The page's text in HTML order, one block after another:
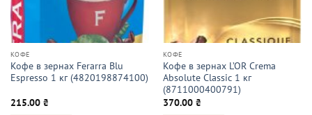
КОФЕ
Кофе в зернах Ferarra Blu
Espresso 1 кг (4820198874100)
215.00 ₴
КОФЕ
Кофе в зернах L’OR Crema
Absolute Classic 1 кг
(8711000400791)
370.00 ₴